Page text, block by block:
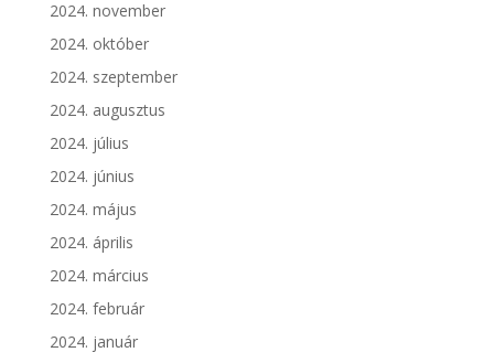
2024. november
2024. október
2024. szeptember
2024. augusztus
2024. július
2024. június
2024. május
2024. április
2024. március
2024. február
2024. január